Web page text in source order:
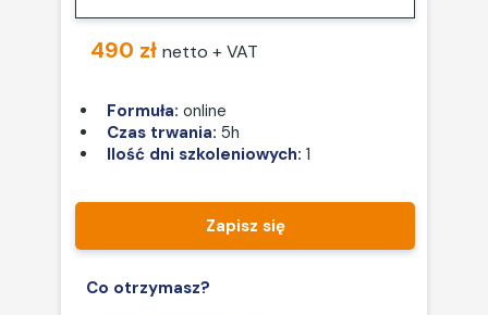
490 zł netto + VAT
Formuła: online
Czas trwania: 5h
Ilość dni szkoleniowych: 1
Zapisz się
Co otrzymasz?